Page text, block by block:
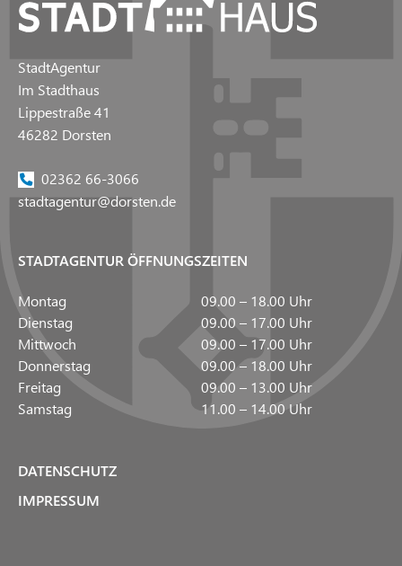
StadtAgentur
Im Stadthaus
Lippestraße 41
46282 Dorsten
02362 66-3066
stadtagentur@dorsten.de
STADTAGENTUR ÖFFNUNGSZEITEN
Montag
09.00 – 18.00 Uhr
Dienstag
09.00 – 17.00 Uhr
Mittwoch
09.00 – 17.00 Uhr
Donnerstag
09.00 – 18.00 Uhr
Freitag
09.00 – 13.00 Uhr
Samstag
11.00 – 14.00 Uhr
DATENSCHUTZ
IMPRESSUM